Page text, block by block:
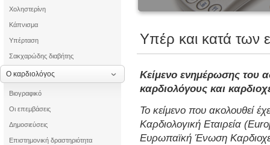
Χοληστερίνη
Κάπνισμα
Υπέρταση
Σακχαρώδης διαβήτης
Ο καρδιολόγος
Βιογραφικό
Οι επεμβάσεις
Δημοσιεύσεις
Επιστημονική δραστηριότητα
Υπέρ και κατά των
Κείμενο ενημέρωσης του
καρδιολόγους και
Το κείμενο που ακολουθεί
Καρδιολογική Εταιρεία (
Ευρωπαϊκή Ένωση